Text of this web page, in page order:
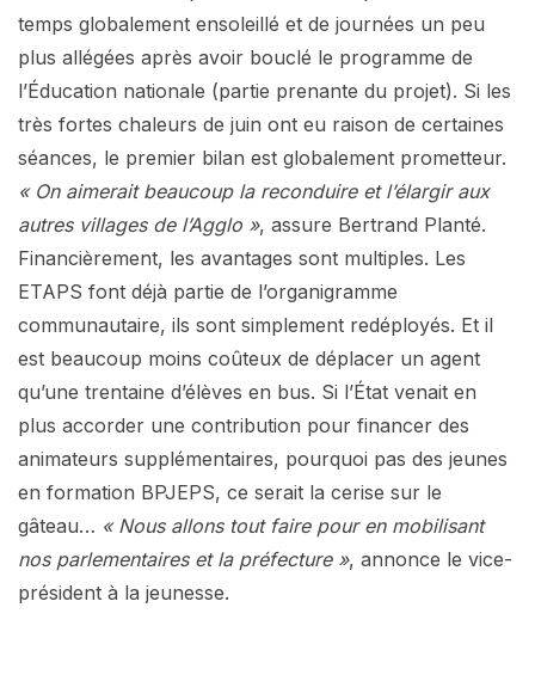
temps globalement ensoleillé et de journées un peu
plus allégées après avoir bouclé le programme de
l’Éducation nationale (partie prenante du projet). Si les
très fortes chaleurs de juin ont eu raison de certaines
séances, le premier bilan est globalement prometteur.
« On aimerait beaucoup la reconduire et l’élargir aux
autres villages de l’Agglo », assure Bertrand Planté.
Financièrement, les avantages sont multiples. Les
ETAPS font déjà partie de l’organigramme
communautaire, ils sont simplement redéployés. Et il
est beaucoup moins coûteux de déplacer un agent
qu’une trentaine d’élèves en bus. Si l’État venait en
plus accorder une contribution pour financer des
animateurs supplémentaires, pourquoi pas des jeunes
en formation BPJEPS, ce serait la cerise sur le
gâteau… « Nous allons tout faire pour en mobilisant
nos parlementaires et la préfecture », annonce le vice-
président à la jeunesse.